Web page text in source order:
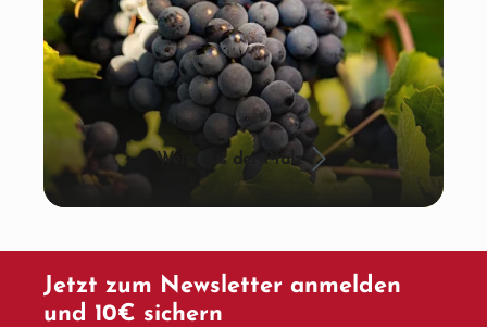
Wein aus der Pfalz
Jetzt zum Newsletter anmelden
und 10€ sichern